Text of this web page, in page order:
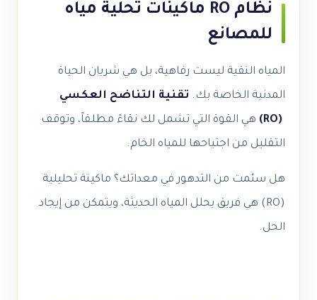
نظام RO ماكينات تحلية مياه
للمصانع
المياه النقية ليست رفاهية، بل هي شريان الحياة
المدنية الخاصة بك. تقنية التناضح العكسي
(RO)
هي القوة التي تشمل لك نقاءً مطلقاً، وتوقف
التقليل من اجتياحها للمياه الخام.
هل سئمت من التدهور في معداتك؟ ماكينة تحليلية
(RO) هي فريق يحلل المياه الحديثة، ويتمكن من إيجاد
الحل.